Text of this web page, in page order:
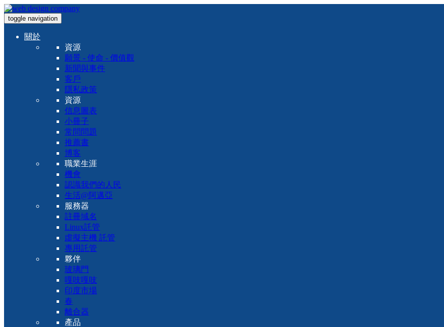
toggle navigation
關於
資源
願景 - 使命 - 價值觀
新聞與事件
客戶
隱私政策
資源
信息圖表
小冊子
常問問題
推薦書
博客
職業生涯
機會
認識我們的人民
生活@阿邁亞
服務器
註冊域名
Linux託管
虛擬主機 託管
專用託管
夥伴
玻璃門
嘎吱嘎吱
印度市場
春
離合器
產品